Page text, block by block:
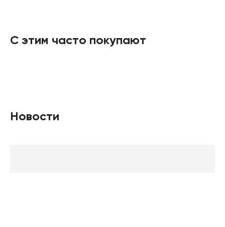
С этим часто покупают
Новости